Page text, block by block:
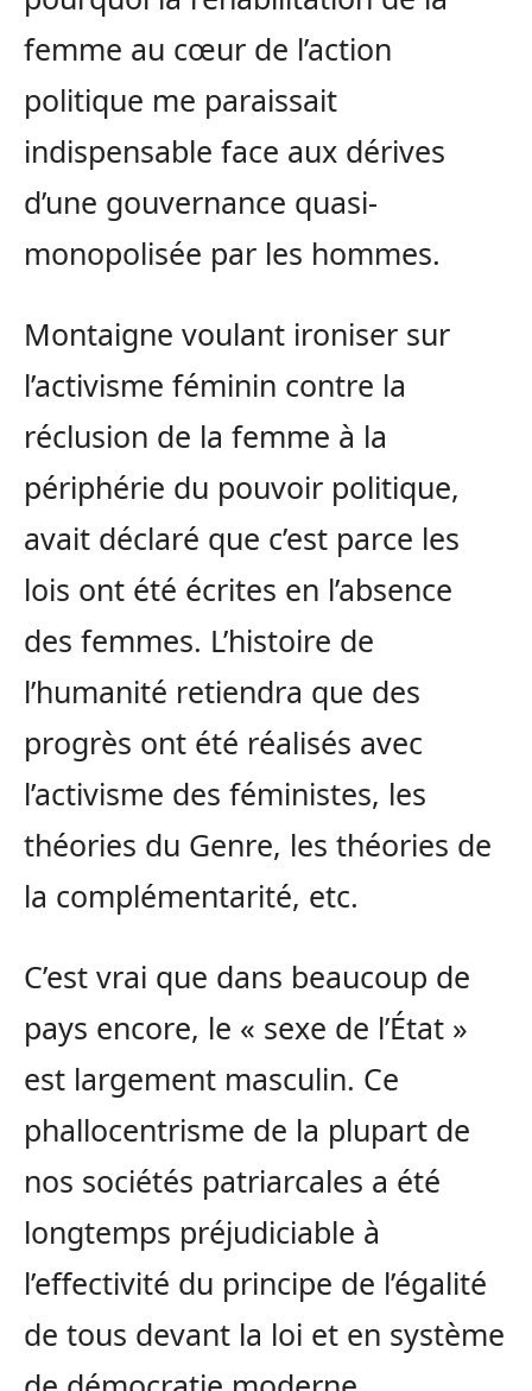
femme au cœur de l’action
politique me paraissait
indispensable face aux dérives
d’une gouvernance quasi-
monopolisée par les hommes.
Montaigne voulant ironiser sur
l’activisme féminin contre la
réclusion de la femme à la
périphérie du pouvoir politique,
avait déclaré que c’est parce les
lois ont été écrites en l’absence
des femmes. L’histoire de
l’humanité retiendra que des
progrès ont été réalisés avec
l’activisme des féministes, les
théories du Genre, les théories de
la complémentarité, etc.
C’est vrai que dans beaucoup de
pays encore, le « sexe de l’État »
est largement masculin. Ce
phallocentrisme de la plupart de
nos sociétés patriarcales a été
longtemps préjudiciable à
l’effectivité du principe de l’égalité
de tous devant la loi et en système